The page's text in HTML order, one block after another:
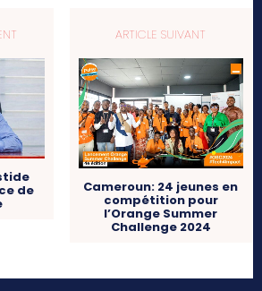
de
ARTICLE SUIVANT
Cameroun: 24 jeunes en
compétition pour
l’Orange Summer
Challenge 2024